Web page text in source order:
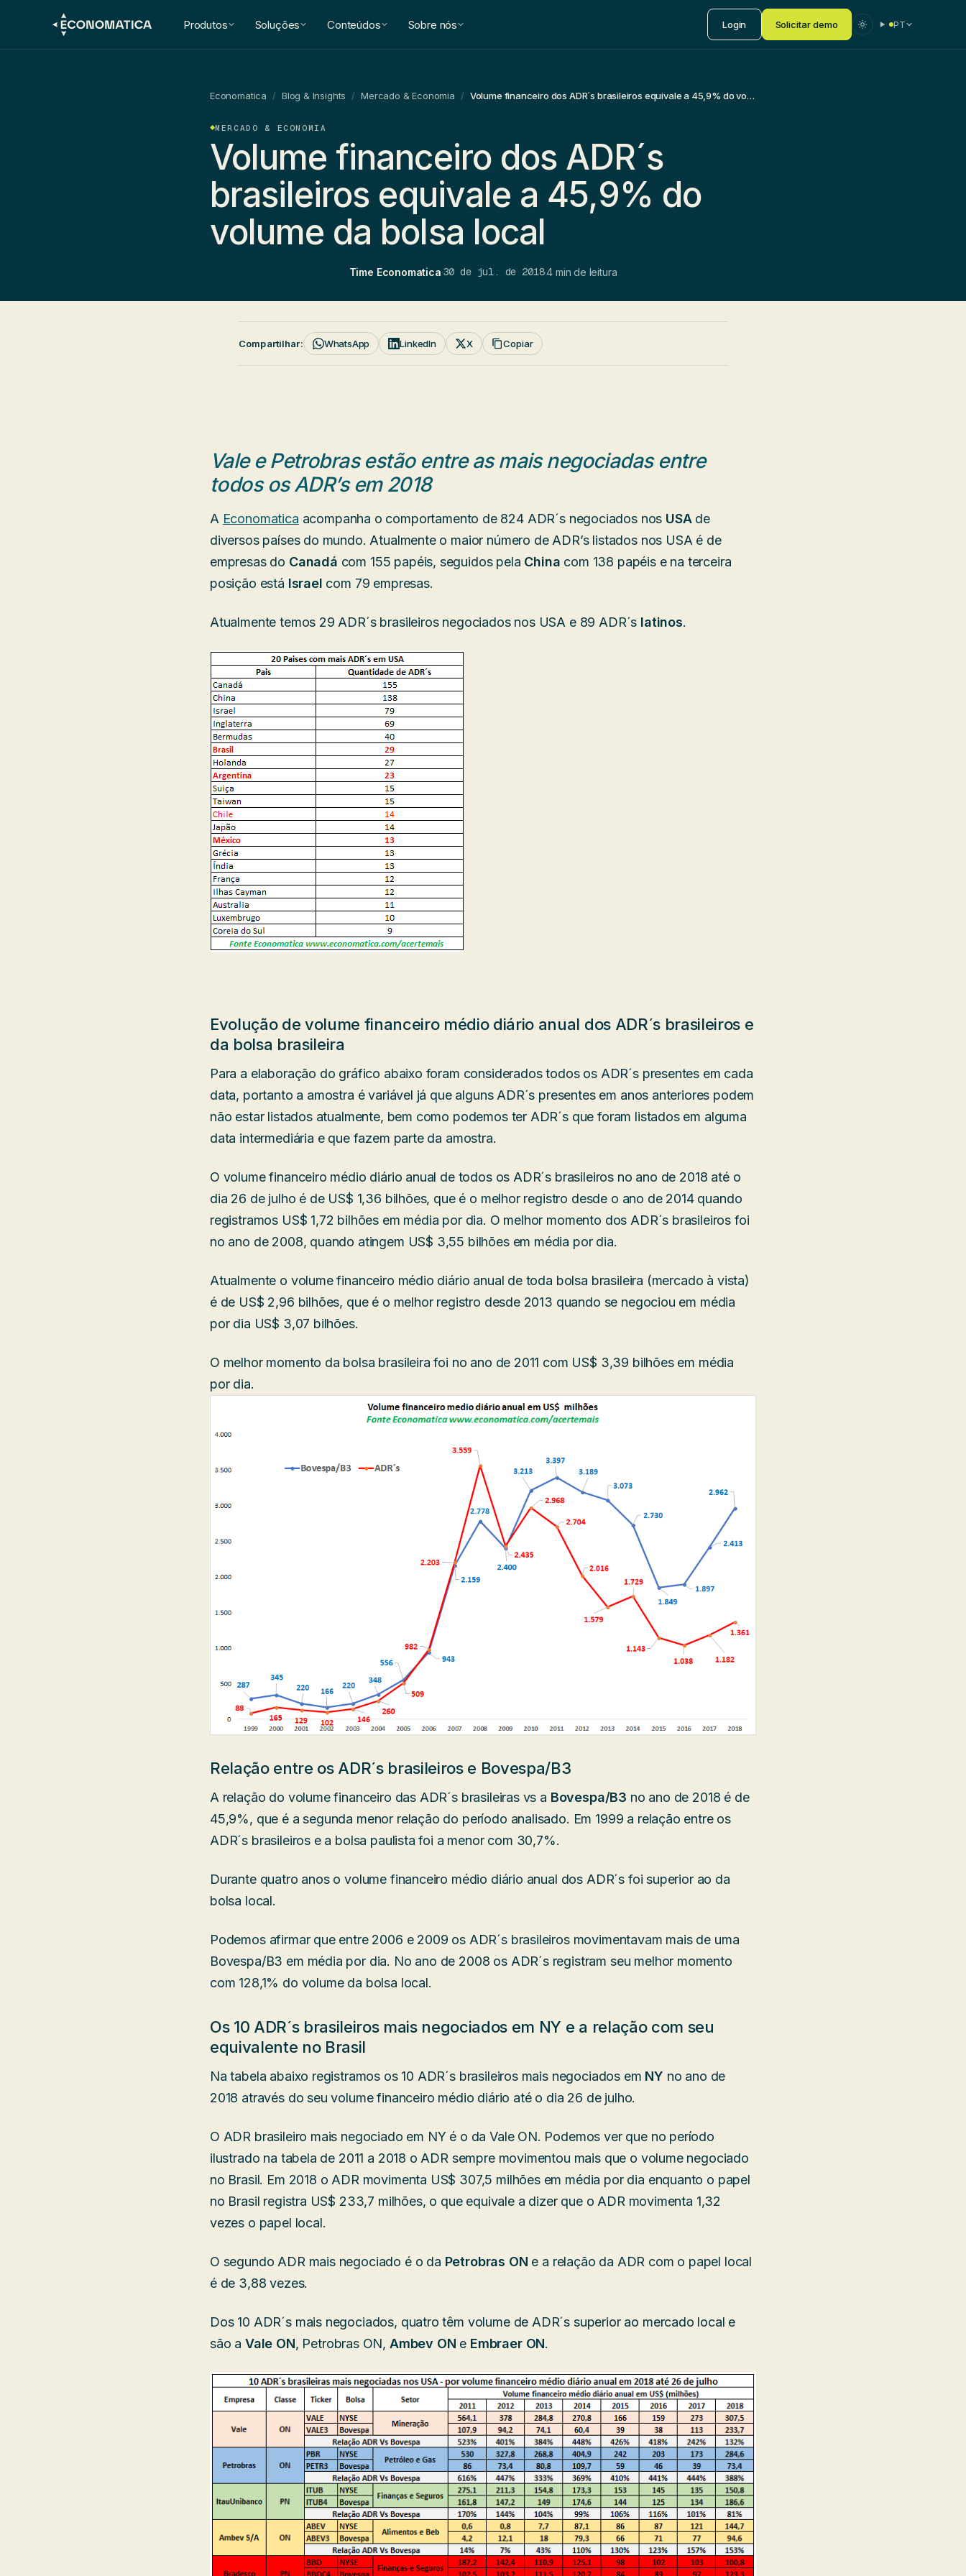
Produtos Soluções Conteúdos Sobre nós Login Solicitar demo PT
Economatica / Blog & Insights / Mercado & Economia / Volume financeiro dos ADR´s brasileiros equivale a 45,9% do volume da bolsa local
MERCADO & ECONOMIA
Volume financeiro dos ADR´s
brasileiros equivale a 45,9% do
volume da bolsa local
Time Economatica·30 de jul. de 2018·4 min de leitura
Compartilhar: WhatsApp LinkedIn X Copiar
Vale e Petrobras estão entre as mais negociadas entre
todos os ADR’s em 2018
A Economatica acompanha o comportamento de 824 ADR´s negociados nos USAde
diversos países do mundo. Atualmente o maior número de ADR’s listados nos USA é de
empresas do Canadá com 155 papéis, seguidos pela China com 138 papéis e na terceira
posição está Israel com 79 empresas.
Atualmente temos 29 ADR´s brasileiros negociados nos USA e 89 ADR´s latinos.
Evolução de volume financeiro médio diário anual dos ADR´s brasileiros e
da bolsa brasileira
Para a elaboração do gráfico abaixo foram considerados todos os ADR´s presentes em cada
data, portanto a amostra é variável já que alguns ADR´s presentes em anos anteriores podem
não estar listados atualmente, bem como podemos ter ADR´s que foram listados em alguma
data intermediária e que fazem parte da amostra.
O volume financeiro médio diário anual de todos os ADR´s brasileiros no ano de 2018 até o
dia 26 de julho é de US$ 1,36 bilhões, que é o melhor registro desde o ano de 2014 quando
registramos US$ 1,72 bilhões em média por dia. O melhor momento dos ADR´s brasileiros foi
no ano de 2008, quando atingem US$ 3,55 bilhões em média por dia.
Atualmente o volume financeiro médio diário anual de toda bolsa brasileira (mercado à vista)
é de US$ 2,96 bilhões, que é o melhor registro desde 2013 quando se negociou em média
por dia US$ 3,07 bilhões.
O melhor momento da bolsa brasileira foi no ano de 2011 com US$ 3,39 bilhões em média
por dia.
Relação entre os ADR´s brasileiros e Bovespa/B3
A relação do volume financeiro das ADR´s brasileiras vs a Bovespa/B3 no ano de 2018 é de
45,9%, que é a segunda menor relação do período analisado. Em 1999 a relação entre os
ADR´s brasileiros e a bolsa paulista foi a menor com 30,7%.
Durante quatro anos o volume financeiro médio diário anual dos ADR´s foi superior ao da
bolsa local.
Podemos afirmar que entre 2006 e 2009 os ADR´s brasileiros movimentavam mais de uma
Bovespa/B3 em média por dia. No ano de 2008 os ADR´s registram seu melhor momento
com 128,1% do volume da bolsa local.
Os 10 ADR´s brasileiros mais negociados em NY e a relação com seu
equivalente no Brasil
Na tabela abaixo registramos os 10 ADR´s brasileiros mais negociados em NY no ano de
2018 através do seu volume financeiro médio diário até o dia 26 de julho.
O ADR brasileiro mais negociado em NY é o da Vale ON. Podemos ver que no período
ilustrado na tabela de 2011 a 2018 o ADR sempre movimentou mais que o volume negociado
no Brasil. Em 2018 o ADR movimenta US$ 307,5 milhões em média por dia enquanto o papel
no Brasil registra US$ 233,7 milhões, o que equivale a dizer que o ADR movimenta 1,32
vezes o papel local.
O segundo ADR mais negociado é o da Petrobras ON e a relação da ADR com o papel local
é de 3,88 vezes.
Dos 10 ADR´s mais negociados, quatro têm volume de ADR´s superior ao mercado local e
são a Vale ON, Petrobras ON, Ambev ON e Embraer ON.